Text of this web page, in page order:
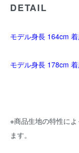
DETAIL
モデル身長 164cm
モデル身長 178cm
※商品生地の特性に
ます。